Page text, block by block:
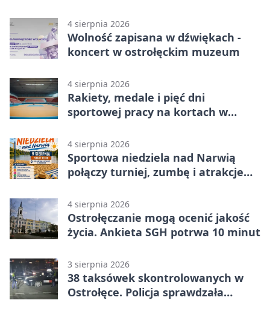
4 sierpnia 2026
Wolność zapisana w dźwiękach -
koncert w ostrołęckim muzeum
4 sierpnia 2026
Rakiety, medale i pięć dni
sportowej pracy na kortach w
4 sierpnia 2026
Sportowa niedziela nad Narwią
połączy turniej, zumbę i atrakcje
4 sierpnia 2026
Ostrołęczanie mogą ocenić jakość
życia. Ankieta SGH potrwa 10 minut
3 sierpnia 2026
38 taksówek skontrolowanych w
Ostrołęce. Policja sprawdzała